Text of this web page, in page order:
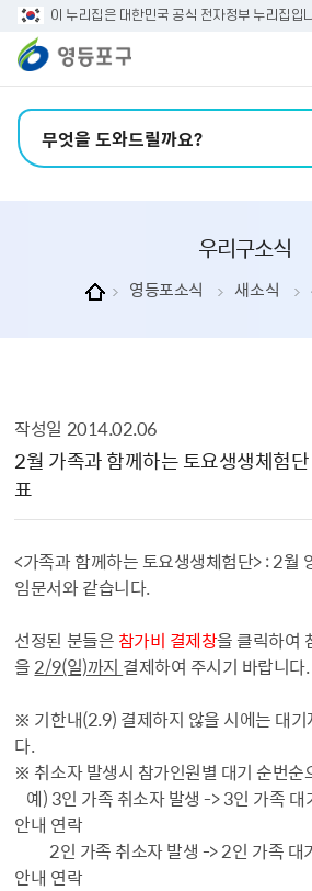
본문 바로가기
주메뉴 바로가기
이 누리집은 대한민국 공식 전자정부 누리집입
우리구소식
영등포소식 새소식
작성일 2014.02.06
2월 가족과 함께하는 토요생생체험
표
<가족과 함께하는 토요생생체험단> : 2월
임문서와 같습니다.
선정된 분들은 참가비 결제창을 클릭하여
을 2/9(일)까지 결제하여 주시기 바랍니다.
※ 기한내(2.9) 결제하지 않을 시에는 대기
다.
※ 취소자 발생시 참가인원별 대기 순번순
예) 3인 가족 취소자 발생 -> 3인 가족
안내 연락
2인 가족 취소자 발생 -> 2인 가족 대
안내 연락